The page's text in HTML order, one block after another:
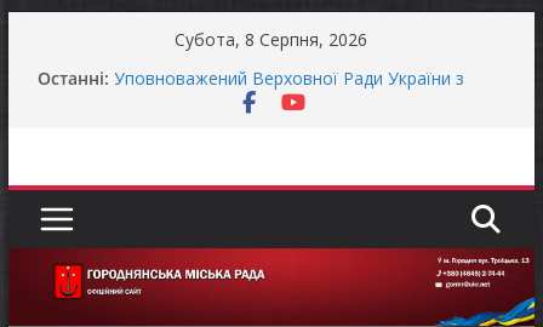
Субота, 8 Серпня, 2026
Останні: Уповноважений Верховної Ради України з
прав людини проводить опитування щодо
МОВЧАННЯ
Як отримати компенсацію за товари, придбані
для ветеранського бізнесу